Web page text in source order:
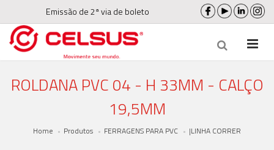
Emissão de 2ª via de boleto
ROLDANA PVC 04 - H 33MM - CALÇO
19,5MM
Home Produtos FERRAGENS PARA PVC |LINHA CORRER